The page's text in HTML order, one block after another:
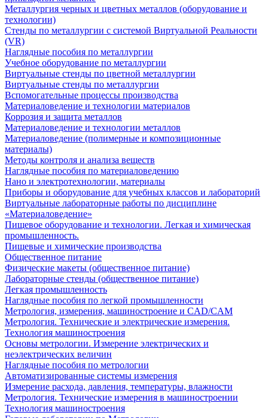
Металлургия черных и цветных металлов (оборудование и
технологии)
Cтенды по металлургии с системой Виртуальной Реальности
(VR)
Наглядные пособия по металлургии
Учебное оборудование по металлургии
Виртуальные стенды по цветной металлургии
Виртуальные стенды по металлургии
Вспомогательные процессы производства
Материаловедение и технологии материалов
Коррозия и защита металлов
Материаловедение и технологии металлов
Материаловедение (полимерные и композиционные
материалы)
Методы контроля и анализа веществ
Наглядные пособия по материаловедению
Нано и электротехнологии, материалы
Приборы и оборудование для учебных классов и лабораторий
Виртуальные лабораторные работы по дисциплине
«Материаловедение»
Пищевое оборудование и технологии. Легкая и химическая
промышленность.
Пищевые и химические производства
Общественное питание
Физические макеты (общественное питание)
Лабораторные стенды (общественное питание)
Легкая промышленность
Наглядные пособия по легкой промышленности
Метрология, измерения, машиностроение и CAD/CAM
Метрология. Технические и электрические измерения.
Технология машиностроения
Основы метрологии. Измерение электрических и
неэлектрических величин
Наглядные пособия по метрологии
Автоматизированные системы измерения
Измерение расхода, давления, температуры, влажности
Метрология. Технические измерения в машиностроении
Технология машиностроения